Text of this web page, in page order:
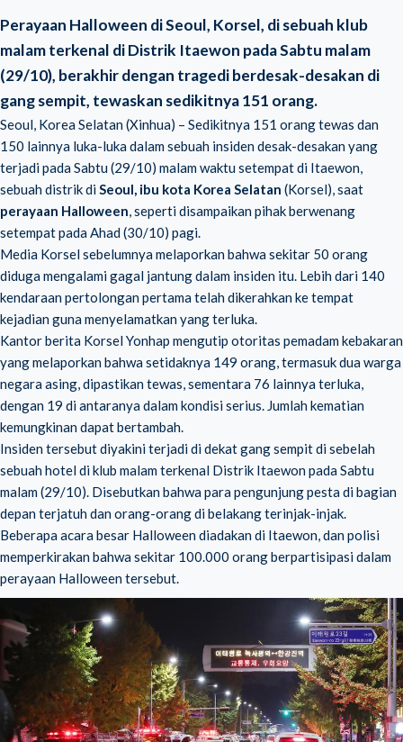
Perayaan Halloween di Seoul, Korsel, di sebuah klub
malam terkenal di Distrik Itaewon pada Sabtu malam
(29/10), berakhir dengan tragedi berdesak-desakan di
gang sempit, tewaskan sedikitnya 151 orang.
Seoul, Korea Selatan (Xinhua) – Sedikitnya 151 orang tewas dan
150 lainnya luka-luka dalam sebuah insiden desak-desakan yang
terjadi pada Sabtu (29/10) malam waktu setempat di Itaewon,
sebuah distrik diSeoul, ibu kota Korea Selatan (Korsel), saat
perayaan Halloween, seperti disampaikan pihak berwenang
setempat pada Ahad (30/10) pagi.
Media Korsel sebelumnya melaporkan bahwa sekitar 50 orang
diduga mengalami gagal jantung dalam insiden itu. Lebih dari 140
kendaraan pertolongan pertama telah dikerahkan ke tempat
kejadian guna menyelamatkan yang terluka.
Kantor berita Korsel Yonhap mengutip otoritas pemadam kebakaran
yang melaporkan bahwa setidaknya 149 orang, termasuk dua warga
negara asing, dipastikan tewas, sementara 76 lainnya terluka,
dengan 19 di antaranya dalam kondisi serius. Jumlah kematian
kemungkinan dapat bertambah.
Insiden tersebut diyakini terjadi di dekat gang sempit di sebelah
sebuah hotel di klub malam terkenal Distrik Itaewon pada Sabtu
malam (29/10). Disebutkan bahwa para pengunjung pesta di bagian
depan terjatuh dan orang-orang di belakang terinjak-injak.
Beberapa acara besar Halloween diadakan di Itaewon, dan polisi
memperkirakan bahwa sekitar 100.000 orang berpartisipasi dalam
perayaan Halloween tersebut.